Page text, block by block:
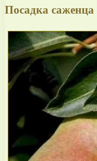
Посадка саженца